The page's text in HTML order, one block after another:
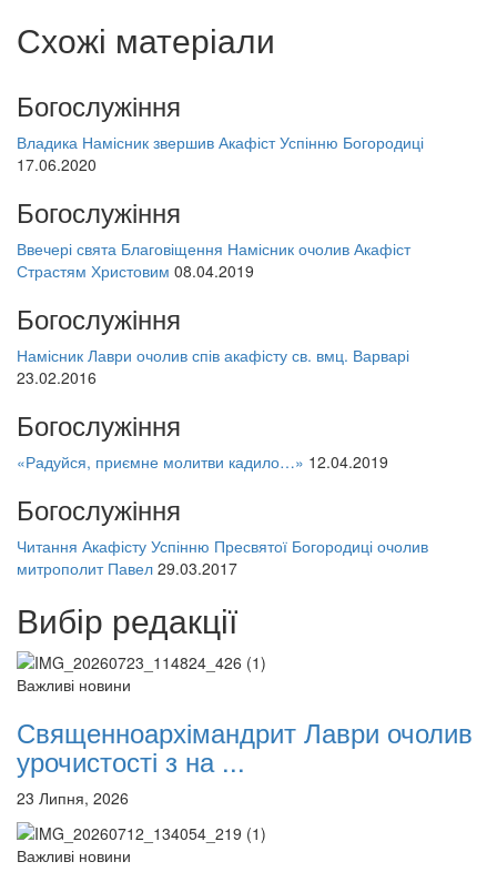
Схожі матеріали
Богослужіння
Владика Намісник звершив Акафіст Успінню Богородиці
17.06.2020
Богослужіння
Ввечері свята Благовіщення Намісник очолив Акафіст
Страстям Христовим 08.04.2019
Богослужіння
Намісник Лаври очолив спів акафісту св. вмц. Варварі
23.02.2016
Богослужіння
«Радуйся, приємне молитви кадило…» 12.04.2019
Богослужіння
Читання Акафісту Успінню Пресвятої Богородиці очолив
митрополит Павел 29.03.2017
Вибір редакції
Важливі новини
Священноархімандрит Лаври очолив
урочистості з на ...
23 Липня, 2026
Важливі новини